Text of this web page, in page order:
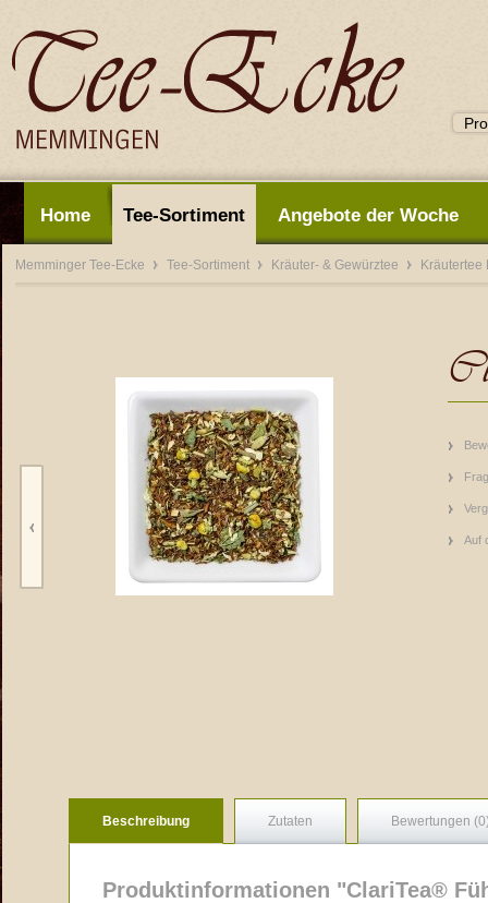
Home Tee-Sortiment Angebote der Woche
Memminger Tee-Ecke Tee-Sortiment Kräuter- & Gewürztee
Auf
Beschreibung Zutaten Bewertungen
Produktinformationen "ClariTea®